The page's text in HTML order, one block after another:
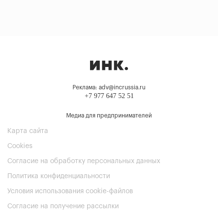
Реклама: adv@incrussia.ru
+7 977 647 52 51
Медиа для предпринимателей
Карта сайта
Cookies
Согласие на обработку персональных данных
Политика конфиденциальности
Условия использования cookie-файлов
Согласие на получение рассылки